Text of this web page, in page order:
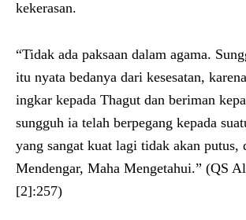
kekerasan.
“Tidak ada paksaan dalam agama.
itu nyata bedanya dari kesesatan,
ingkar kepada Thagut dan beriman
sungguh ia telah berpegang kepada
yang sangat kuat lagi tidak akan putus,
Mendengar, Maha Mengetahui.” (QS
[2]:257)